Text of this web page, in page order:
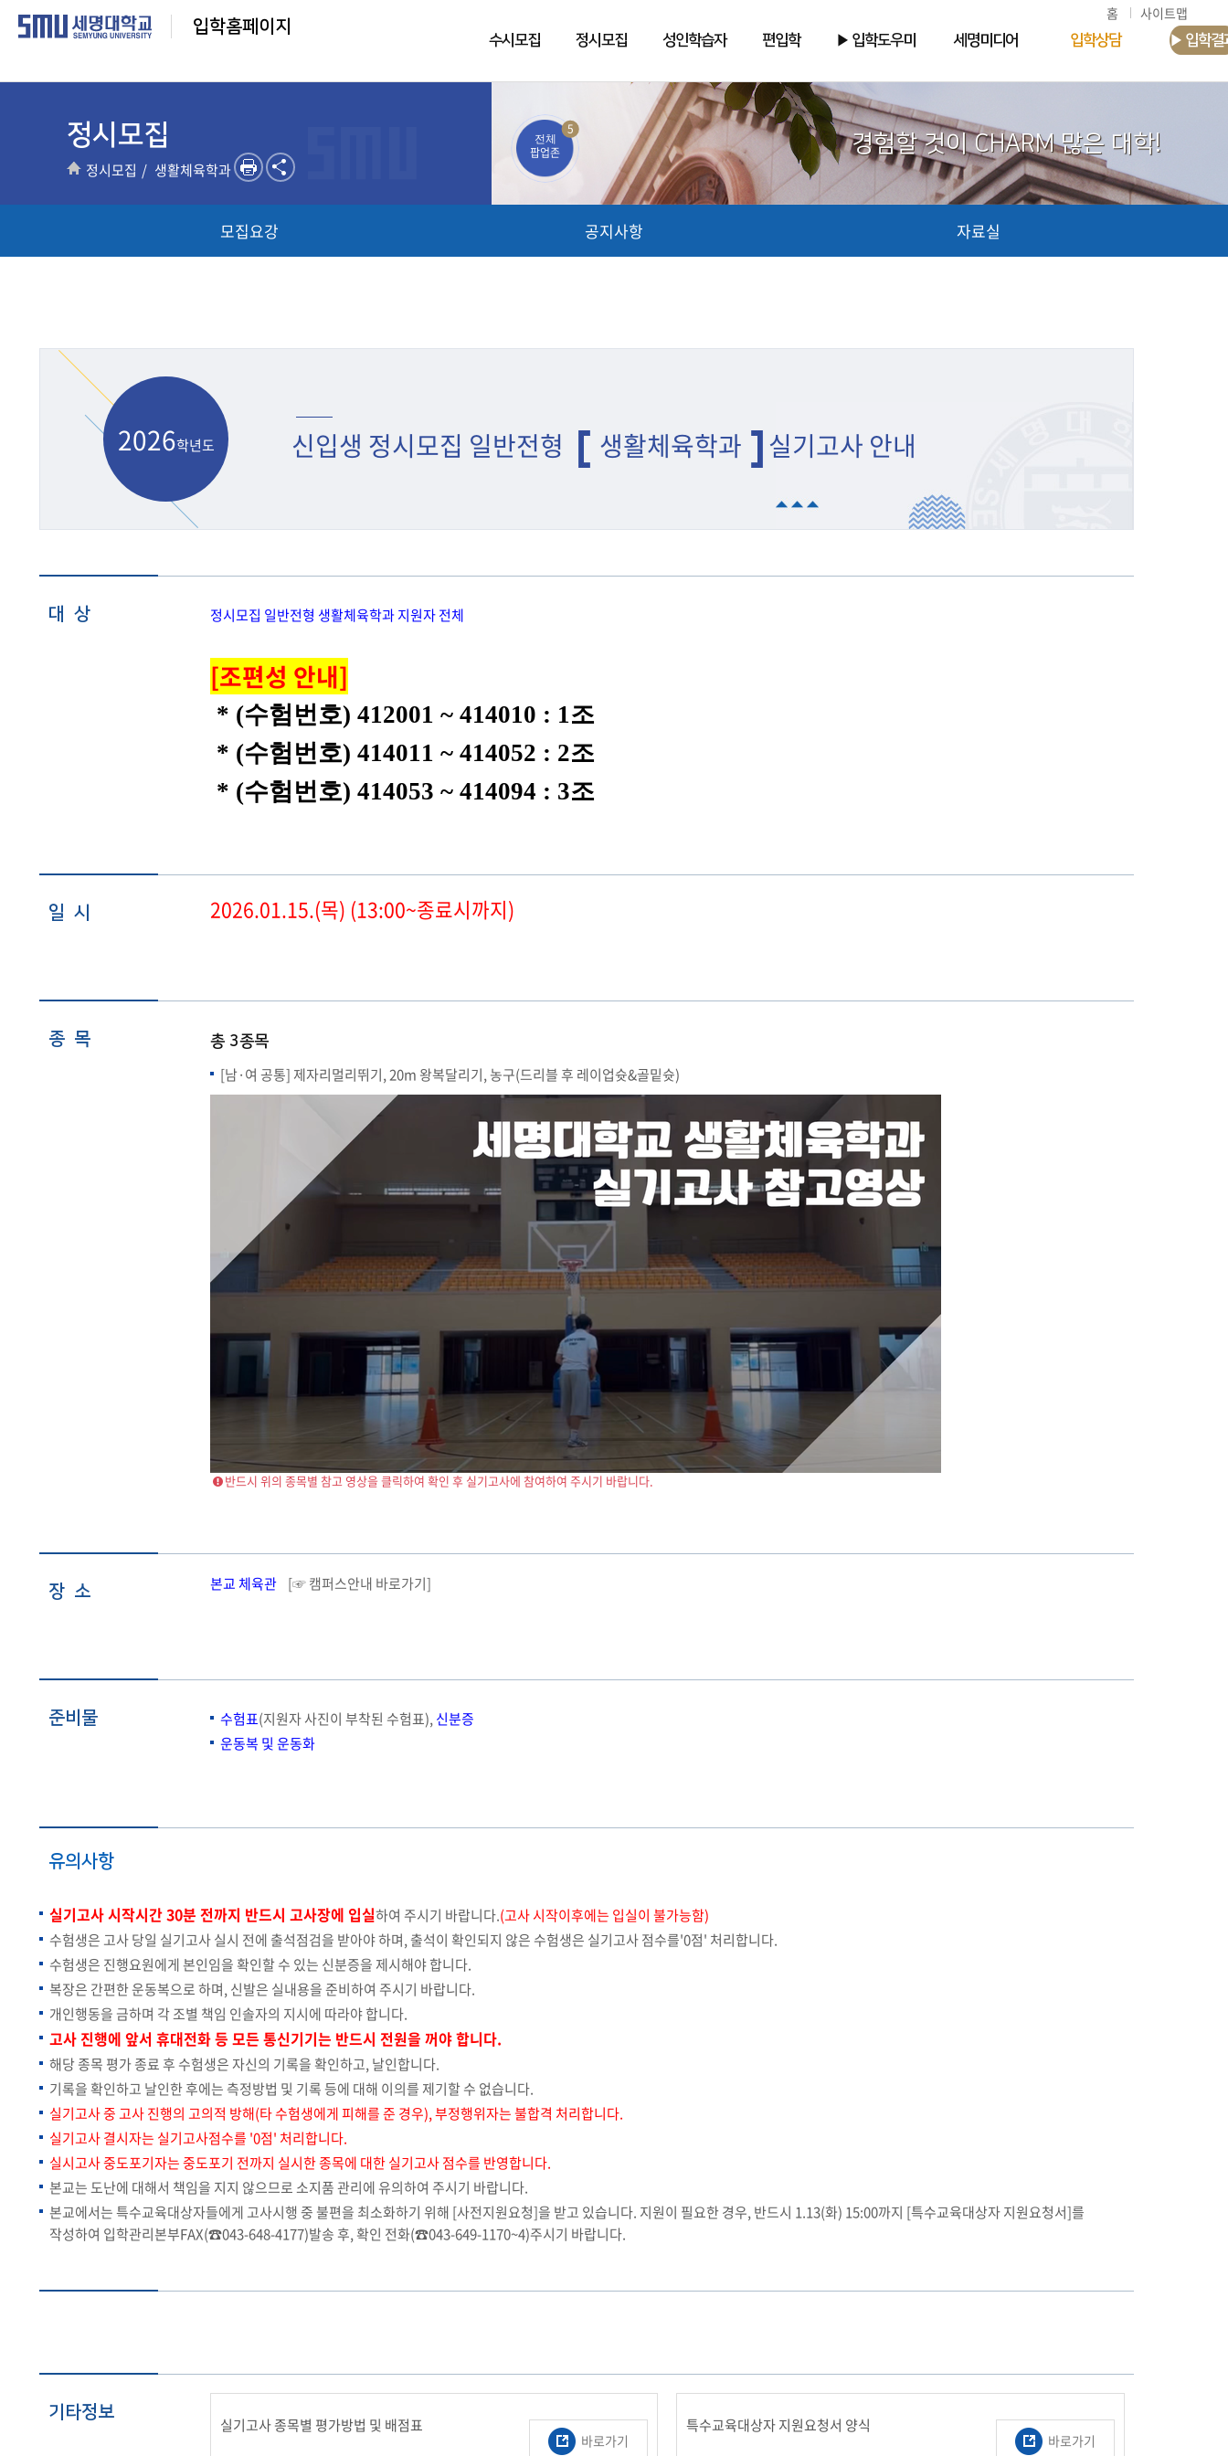
5
전체
팝업존
입학홈페이지
홈 사이트맵
수시모집 정시모집 성인학습자 편입학 ▶ 입학도우미 세명미디어 입학상담 ▶ 입학결
정시모집 경험할 것이 CHARM 많은 대학!
정시모집 생활체육학과
모집요강 공지사항 자료실
2026학년도 신입생 정시모집 일반전형 생활체육학과 실기고사 안내
대 상 정시모집 일반전형 생활체육학과 지원자 전체
[조편성 안내]
* (수험번호) 412001 ~ 414010 : 1조
* (수험번호) 414011 ~ 414052 : 2조
* (수험번호) 414053 ~ 414094 : 3조
일 시 2026.01.15.(목) (13:00~종료시까지)
종 목 총 3종목
[남·여 공통] 제자리멀리뛰기, 20m 왕복달리기, 농구(드리블 후 레이업슛&골밑슛)
반드시 위의 종목별 참고 영상을 클릭하여 확인 후 실기고사에 참여하여 주시기 바랍니다.
장 소 본교 체육관 [☞ 캠퍼스안내 바로가기]
준비물 수험표(지원자 사진이 부착된 수험표), 신분증
운동복 및 운동화
유의사항
실기고사 시작시간 30분 전까지 반드시 고사장에 입실하여 주시기 바랍니다.(고사 시작이후에는 입실이 불가능함)
수험생은 고사 당일 실기고사 실시 전에 출석점검을 받아야 하며, 출석이 확인되지 않은 수험생은 실기고사 점수를'0점' 처리합니다.
수험생은 진행요원에게 본인임을 확인할 수 있는 신분증을 제시해야 합니다.
복장은 간편한 운동복으로 하며, 신발은 실내용을 준비하여 주시기 바랍니다.
개인행동을 금하며 각 조별 책임 인솔자의 지시에 따라야 합니다.
고사 진행에 앞서 휴대전화 등 모든 통신기기는 반드시 전원을 꺼야 합니다.
해당 종목 평가 종료 후 수험생은 자신의 기록을 확인하고, 날인합니다.
기록을 확인하고 날인한 후에는 측정방법 및 기록 등에 대해 이의를 제기할 수 없습니다.
실기고사 중 고사 진행의 고의적 방해(타 수험생에게 피해를 준 경우), 부정행위자는 불합격 처리합니다.
실기고사 결시자는 실기고사점수를 '0점' 처리합니다.
실시고사 중도포기자는 중도포기 전까지 실시한 종목에 대한 실기고사 점수를 반영합니다.
본교는 도난에 대해서 책임을 지지 않으므로 소지품 관리에 유의하여 주시기 바랍니다.
본교에서는 특수교육대상자들에게 고사시행 중 불편을 최소화하기 위해 [사전지원요청]을 받고 있습니다. 지원이 필요한 경우, 반드시 1.13(화) 15:00까지 [특수교육대상자 지원요청서]를
작성하여 입학관리본부FAX(☎043-648-4177)발송 후, 확인 전화(☎043-649-1170~4)주시기 바랍니다.
기타정보
실기고사 종목별 평가방법 및 배점표
바로가기
특수교육대상자 지원요청서 양식
바로가기